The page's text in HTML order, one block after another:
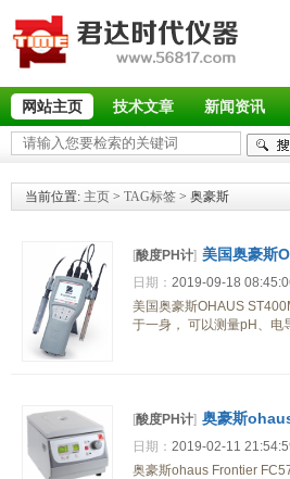
网站主页 技术文章 新闻资讯
当前位置: 主页 > TAG标签 > 奥豪斯
[酸度PH计] 美国奥豪斯
日期： 2019-09-18
美国奥豪斯OHAUS
于一身， 可以测量pH、电
[酸度PH计] 奥豪斯
日期： 2019-02-11
奥豪斯ohaus Frontier